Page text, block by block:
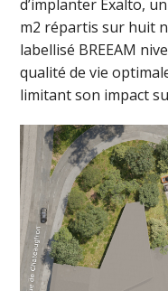
d’implanter Exalto,
m2 répartis sur huit
labellisé BREEAM
qualité de vie
limitant son impact